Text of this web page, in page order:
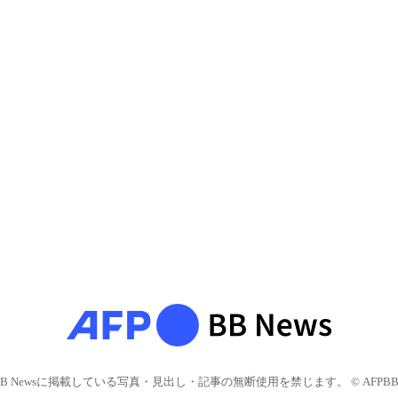
Newsに掲載している写真・見出し・記事の無断使用を禁じます。 © AFPBB